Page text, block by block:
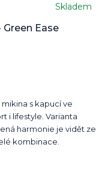
Ease
Skladem
s kapucí ve
i lifestyle. Varianta
harmonie je vidět ze
kombinace.